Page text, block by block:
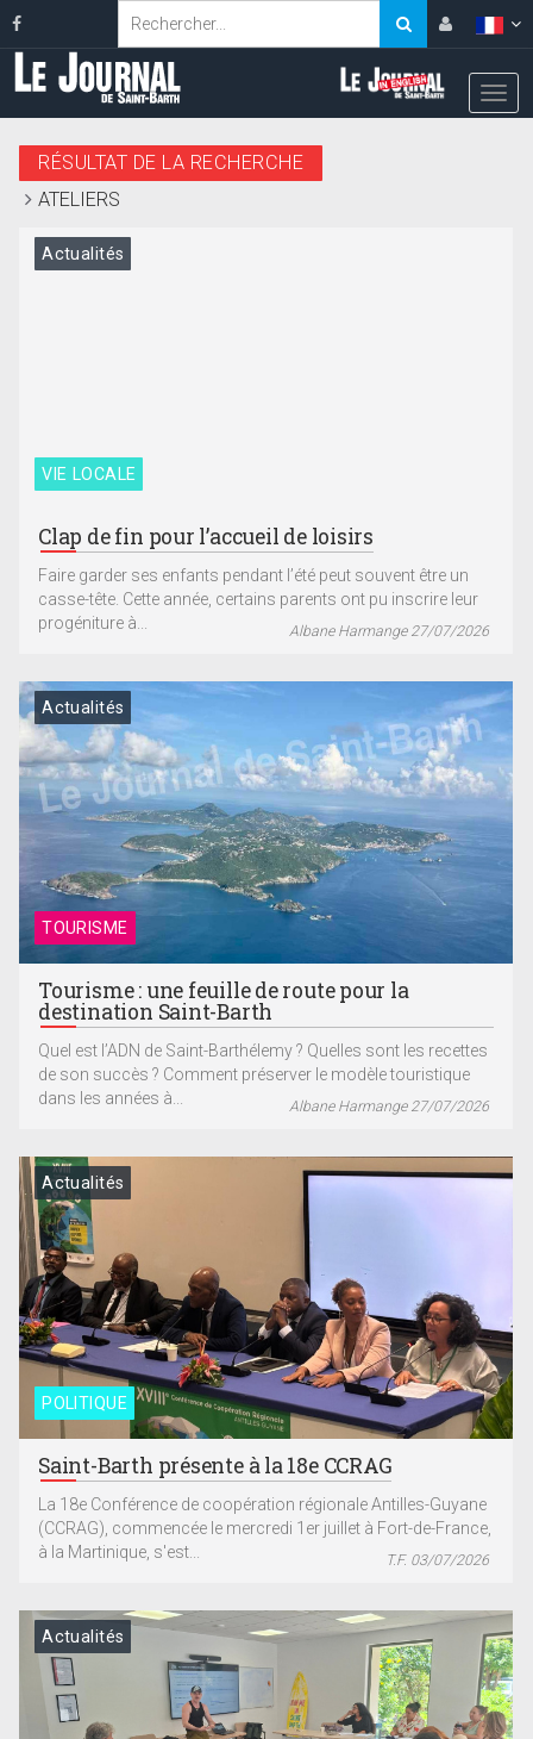
RÉSULTAT DE LA RECHERCHE
ATELIERS
VIE LOCALE
Actualités
Clap de fin pour l’accueil de loisirs
Faire garder ses enfants pendant l’été peut souvent être un
casse-tête. Cette année, certains parents ont pu inscrire leur
progéniture à...
Albane Harmange 27/07/2026
TOURISME
Actualités
Tourisme : une feuille de route pour la
destination Saint-Barth
Quel est l’ADN de Saint-Barthélemy ? Quelles sont les recettes
de son succès ? Comment préserver le modèle touristique
dans les années à...
Albane Harmange 27/07/2026
POLITIQUE
Actualités
Saint-Barth présente à la 18e CCRAG
La 18e Conférence de coopération régionale Antilles-Guyane
(CCRAG), commencée le mercredi 1er juillet à Fort-de-France,
à la Martinique, s'est...
T.F. 03/07/2026
Actualités